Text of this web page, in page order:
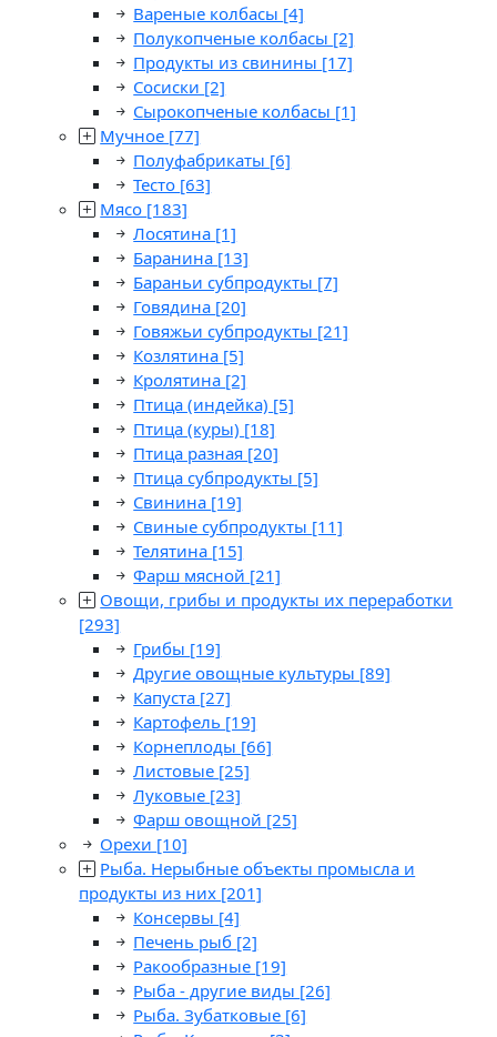
Вареные колбасы [4]
Полукопченые колбасы [2]
Продукты из свинины [17]
Сосиски [2]
Сырокопченые колбасы [1]
Мучное [77]
Полуфабрикаты [6]
Тесто [63]
Мясо [183]
Лосятина [1]
Баранина [13]
Бараньи субпродукты [7]
Говядина [20]
Говяжьи субпродукты [21]
Козлятина [5]
Кролятина [2]
Птица (индейка) [5]
Птица (куры) [18]
Птица разная [20]
Птица субпродукты [5]
Свинина [19]
Свиные субпродукты [11]
Телятина [15]
Фарш мясной [21]
Овощи, грибы и продукты их переработки
[293]
Грибы [19]
Другие овощные культуры [89]
Капуста [27]
Картофель [19]
Корнеплоды [66]
Листовые [25]
Луковые [23]
Фарш овощной [25]
Орехи [10]
Рыба. Нерыбные объекты промысла и
продукты из них [201]
Консервы [4]
Печень рыб [2]
Ракообразные [19]
Рыба - другие виды [26]
Рыба. Зубатковые [6]